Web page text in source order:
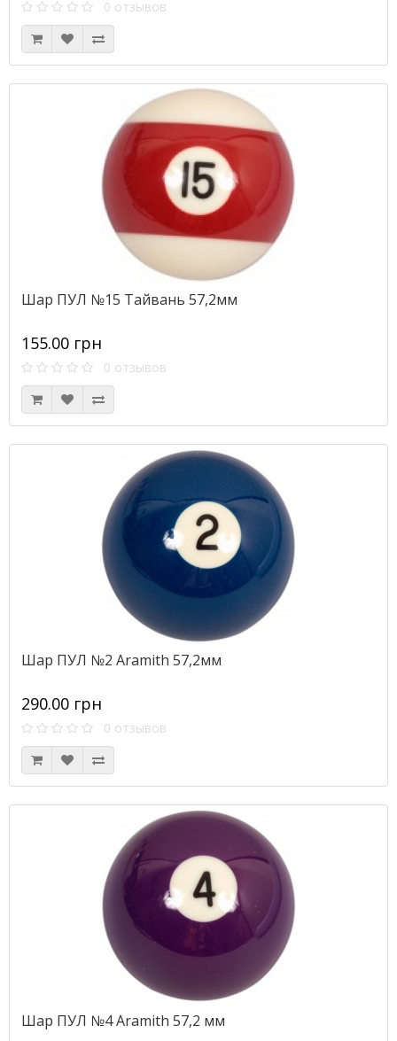
0 отзывов
Шар ПУЛ №15 Тайвань 57,2мм
155.00 грн
0 отзывов
Шар ПУЛ №2 Aramith 57,2мм
290.00 грн
0 отзывов
Шар ПУЛ №4 Aramith 57,2 мм